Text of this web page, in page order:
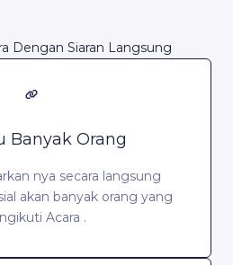
Dengan Siaran Langsung
Banyak Orang
nya secara langsung
akan banyak orang yang
Acara .